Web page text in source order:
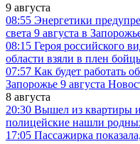
9 августа
08:55 Энергетики
света 9 августа в
08:15 Героя российского
области взяли в плен
07:57 Как будет работать
Запорожье 9 августа
8 августа
20:30 Вышел из квартиры
полицейские нашли
17:05 Пассажирка